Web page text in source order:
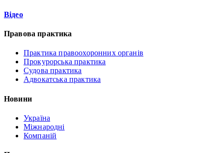
Відео
Правова практика
Практика правоохоронних органів
Прокурорська практика
Судова практика
Адвокатська практика
Новини
Україна
Міжнародні
Компаній